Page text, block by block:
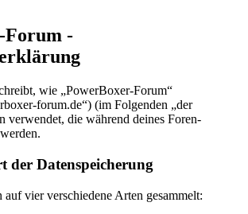
Forum -
wie „PowerBoxer-Forum“
forum.de“) (im Folgenden „der
verwendet, die während deines Foren-
der Datenspeicherung
vier verschiedene Arten gesammelt: